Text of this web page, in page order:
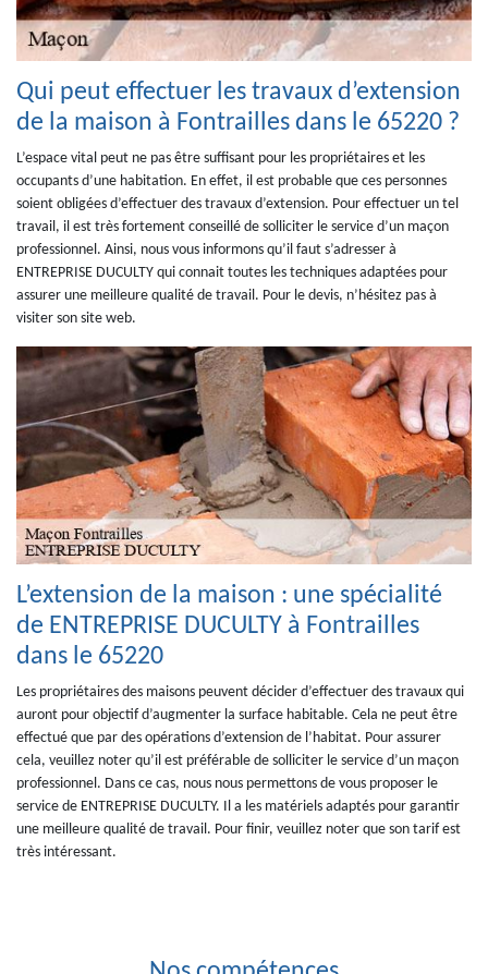
Qui peut effectuer les travaux d’extension
de la maison à Fontrailles dans le 65220 ?
L’espace vital peut ne pas être suffisant pour les propriétaires et les
occupants d’une habitation. En effet, il est probable que ces personnes
soient obligées d’effectuer des travaux d’extension. Pour effectuer un tel
travail, il est très fortement conseillé de solliciter le service d’un maçon
professionnel. Ainsi, nous vous informons qu’il faut s’adresser à
ENTREPRISE DUCULTY qui connait toutes les techniques adaptées pour
assurer une meilleure qualité de travail. Pour le devis, n’hésitez pas à
visiter son site web.
L’extension de la maison : une spécialité
de ENTREPRISE DUCULTY à Fontrailles
dans le 65220
Les propriétaires des maisons peuvent décider d’effectuer des travaux qui
auront pour objectif d’augmenter la surface habitable. Cela ne peut être
effectué que par des opérations d’extension de l’habitat. Pour assurer
cela, veuillez noter qu’il est préférable de solliciter le service d’un maçon
professionnel. Dans ce cas, nous nous permettons de vous proposer le
service de ENTREPRISE DUCULTY. Il a les matériels adaptés pour garantir
une meilleure qualité de travail. Pour finir, veuillez noter que son tarif est
très intéressant.